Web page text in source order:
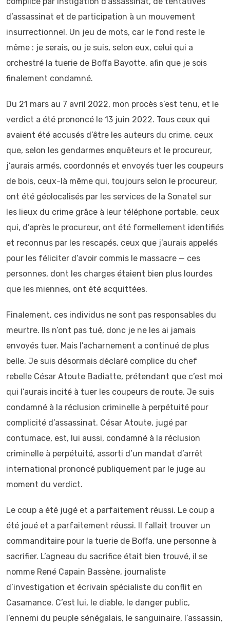
d’assassinat et de participation à un mouvement
insurrectionnel. Un jeu de mots, car le fond reste le
même : je serais, ou je suis, selon eux, celui qui a
orchestré la tuerie de Boffa Bayotte, afin que je sois
finalement condamné.
Du 21 mars au 7 avril 2022, mon procès s’est tenu, et le
verdict a été prononcé le 13 juin 2022. Tous ceux qui
avaient été accusés d’être les auteurs du crime, ceux
que, selon les gendarmes enquêteurs et le procureur,
j’aurais armés, coordonnés et envoyés tuer les coupeurs
de bois, ceux-là même qui, toujours selon le procureur,
ont été géolocalisés par les services de la Sonatel sur
les lieux du crime grâce à leur téléphone portable, ceux
qui, d’après le procureur, ont été formellement identifiés
et reconnus par les rescapés, ceux que j’aurais appelés
pour les féliciter d’avoir commis le massacre — ces
personnes, dont les charges étaient bien plus lourdes
que les miennes, ont été acquittées.
Finalement, ces individus ne sont pas responsables du
meurtre. Ils n’ont pas tué, donc je ne les ai jamais
envoyés tuer. Mais l’acharnement a continué de plus
belle. Je suis désormais déclaré complice du chef
rebelle César Atoute Badiatte, prétendant que c’est moi
qui l’aurais incité à tuer les coupeurs de route. Je suis
condamné à la réclusion criminelle à perpétuité pour
complicité d’assassinat. César Atoute, jugé par
contumace, est, lui aussi, condamné à la réclusion
criminelle à perpétuité, assorti d’un mandat d’arrêt
international prononcé publiquement par le juge au
moment du verdict.
Le coup a été jugé et a parfaitement réussi. Le coup a
été joué et a parfaitement réussi. Il fallait trouver un
commanditaire pour la tuerie de Boffa, une personne à
sacrifier. L’agneau du sacrifice était bien trouvé, il se
nomme René Capain Bassène, journaliste
d’investigation et écrivain spécialiste du conflit en
Casamance. C’est lui, le diable, le danger public,
l’ennemi du peuple sénégalais, le sanguinaire, l’assassin,